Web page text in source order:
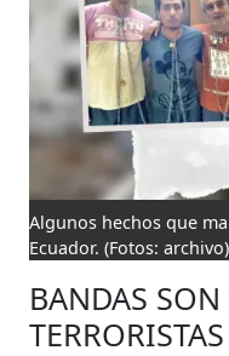
Algunos hechos que
Ecuador.(Fotos: archivo)
BANDAS
TERRORISTAS